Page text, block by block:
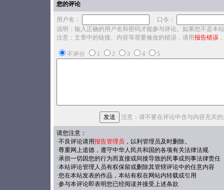
您的评论
用户名：
口令：
说明：输入正确的用户名和密码才能参与评论。如果您不是本
注意：文章中的链接、内容等需要修改的错误，请用报告错误
不评分 1 2 3 4 5
注意：请不要在评论中含与内容无关
请您注意：
·不良评论请用报告管理员 ，以利管理员及时删除。
·尊重网上道德，遵守中华人民共和国的各项有关法律法规
·承担一切因您的行为而直接或间接导致的民事或刑事法律责任
·本站评论管理人员有权保留或删除其管辖评论中的任意内容
·您在本站发表的作品，本站有权在网站内转载或引用
·参与本评论即表明您已经阅读并接受上述条款